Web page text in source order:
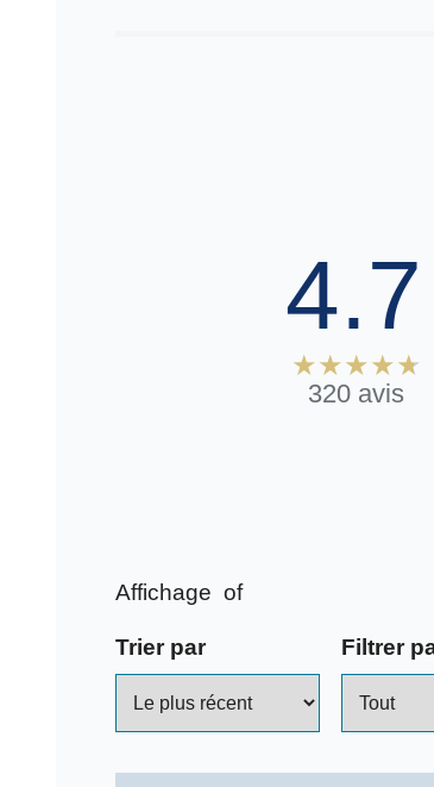
4.7
320 avis
Affichage of
Trier par Filtrer